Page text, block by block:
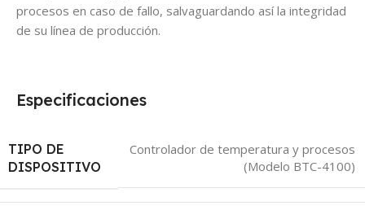
procesos en caso de fallo, salvaguardando así la integridad
de su línea de producción.
Especificaciones
TIPO DE
DISPOSITIVO
Controlador de temperatura y procesos
(Modelo BTC-4100)